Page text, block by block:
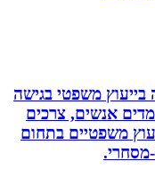
משפטי בגישה
אנשים, צרכים
משפטיים בתחום